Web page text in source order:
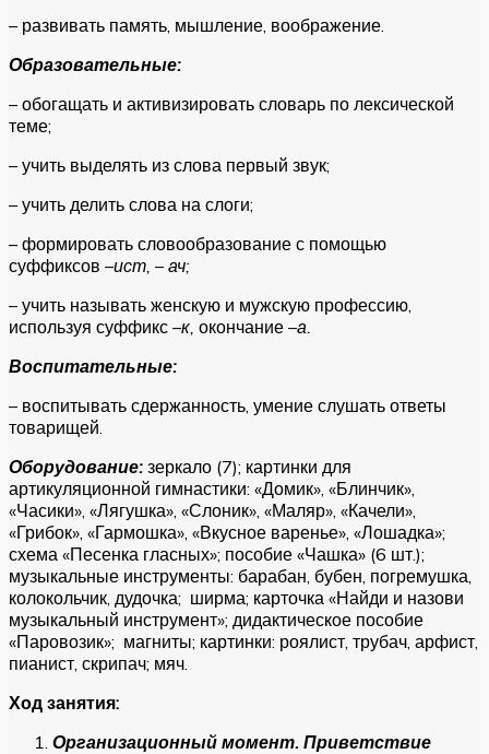
– развивать память, мышление, воображение.
Образовательные:
– обогащать и активизировать словарь по лексической
теме;
– учить выделять из слова первый звук;
– учить делить слова на слоги;
– формировать словообразование с помощью
суффиксов –ист, – ач;
–учить называть женскую и мужскую профессию,
используя суффикс –к, окончание –а.
Воспитательные:
– воспитывать сдержанность, умение слушать ответы
товарищей.
Оборудование: зеркало (7); картинки для
артикуляционной гимнастики: «Домик», «Блинчик»,
«Часики», «Лягушка», «Слоник», «Маляр», «Качели»,
«Грибок», «Гармошка», «Вкусное варенье», «Лошадка»;
схема «Песенка гласных»; пособие «Чашка» (6 шт.);
музыкальные инструменты: барабан, бубен, погремушка,
колокольчик, дудочка; ширма; карточка «Найди и назови
музыкальный инструмент»; дидактическое пособие
«Паровозик»; магниты; картинки: роялист, трубач, арфист,
пианист, скрипач; мяч.
Ход занятия:
Организационный момент. Приветствие